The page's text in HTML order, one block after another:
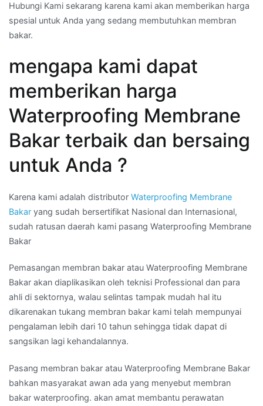
Hubungi Kami sekarang karena kami akan memberikan harga
spesial untuk Anda yang sedang membutuhkan membran
bakar.
mengapa kami dapat
memberikan harga
Waterproofing Membrane
Bakar terbaik dan bersaing
untuk Anda ?
Karena kami adalah distributor Waterproofing Membrane
Bakar yang sudah bersertifikat Nasional dan Internasional,
sudah ratusan daerah kami pasang Waterproofing Membrane
Bakar
Pemasangan membran bakar atau Waterproofing Membrane
Bakar akan diaplikasikan oleh teknisi Professional dan para
ahli di sektornya, walau selintas tampak mudah hal itu
dikarenakan tukang membran bakar kami telah mempunyai
pengalaman lebih dari 10 tahun sehingga tidak dapat di
sangsikan lagi kehandalannya.
Pasang membran bakar atau Waterproofing Membrane Bakar
bahkan masyarakat awan ada yang menyebut membran
bakar waterproofing. akan amat membantu perawatan